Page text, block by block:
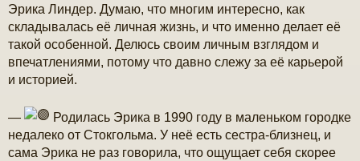
е
н
е
Эрика Линдер. Думаю, что многим интересно, как
складывалась её личная жизнь, и что именно делает её
такой особенной. Делюсь своим личным взглядом и
впечатлениями, потому что давно слежу за её карьерой
и историей.
—
Родилась Эрика в 1990 году в маленьком городке
недалеко от Стокгольма. У неё есть сестра-близнец, и
сама Эрика не раз говорила, что ощущает себя скорее